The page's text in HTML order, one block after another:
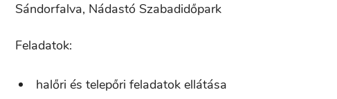
Sándorfalva, Nádastó Szabadidőpark
Feladatok:
halőri és telepőri feladatok ellátása